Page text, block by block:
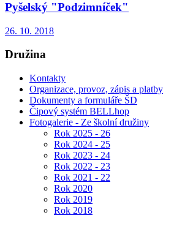
Pyšelský "Podzimníček"
26. 10. 2018
Družina
Kontakty
Organizace, provoz, zápis a platby
Dokumenty a formuláře ŠD
Čipový systém BELLhop
Fotogalerie - Ze školní družiny
Rok 2025 - 26
Rok 2024 - 25
Rok 2023 - 24
Rok 2022 - 23
Rok 2021 - 22
Rok 2020
Rok 2019
Rok 2018